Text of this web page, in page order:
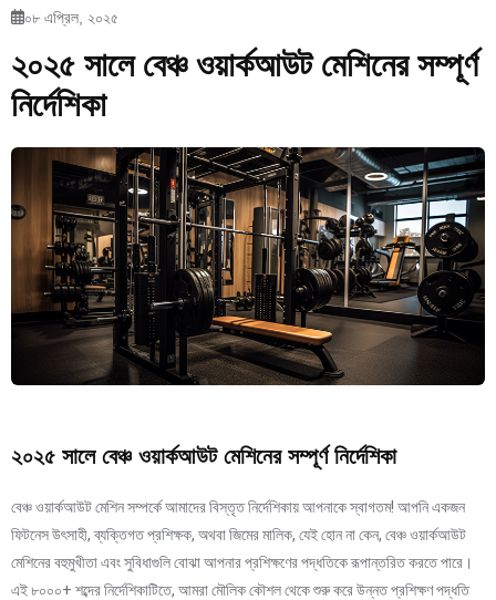
০৮ এপ্রিল, ২০২৫
২০২৫ সালে বেঞ্চ ওয়ার্কআউট মেশিনের সম্পূর্ণ
নির্দেশিকা
২০২৫ সালে বেঞ্চ ওয়ার্কআউট মেশিনের সম্পূর্ণ নির্দেশিকা
বেঞ্চ ওয়ার্কআউট মেশিন সম্পর্কে আমাদের বিস্তৃত নির্দেশিকায় আপনাকে স্বাগতম! আপনি একজন
ফিটনেস উৎসাহী, ব্যক্তিগত প্রশিক্ষক, অথবা জিমের মালিক, যেই হোন না কেন, বেঞ্চ ওয়ার্কআউট
মেশিনের বহুমুখীতা এবং সুবিধাগুলি বোঝা আপনার প্রশিক্ষণের পদ্ধতিকে রূপান্তরিত করতে পারে।
এই ৮০০০+ শব্দের নির্দেশিকাটিতে, আমরা মৌলিক কৌশল থেকে শুরু করে উন্নত প্রশিক্ষণ পদ্ধতি